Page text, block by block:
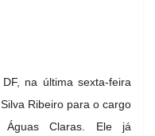
na última sexta-feira
Ribeiro para o cargo
Águas Claras. Ele já